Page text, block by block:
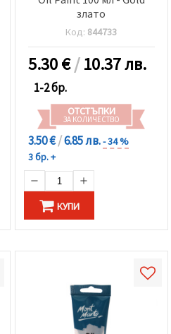
злато
Код: 844733
5.30€/10.37 лв.
1-2 бр.
ОТСТЪПКИ
ЗА КОЛИЧЕСТВО
3.50 €/6.85 лв.- 34 %
3 бр. +
КУПИ